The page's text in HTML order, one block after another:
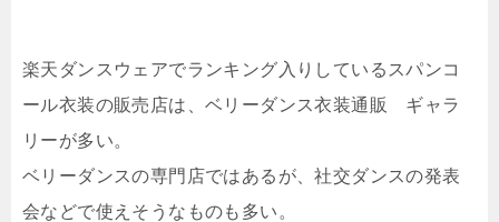
楽天ダンスウェアでランキング入りしているスパンコ
ール衣装の販売店は、ベリーダンス衣装通販 ギャラ
リーが多い。
ベリーダンスの専門店ではあるが、社交ダンスの発表
会などで使えそうなものも多い。